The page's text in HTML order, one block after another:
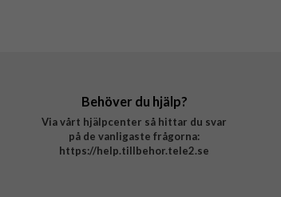
Behöver du hjälp?
Via vårt hjälpcenter så hittar du svar
på de vanligaste frågorna:
https://help.tillbehor.tele2.se